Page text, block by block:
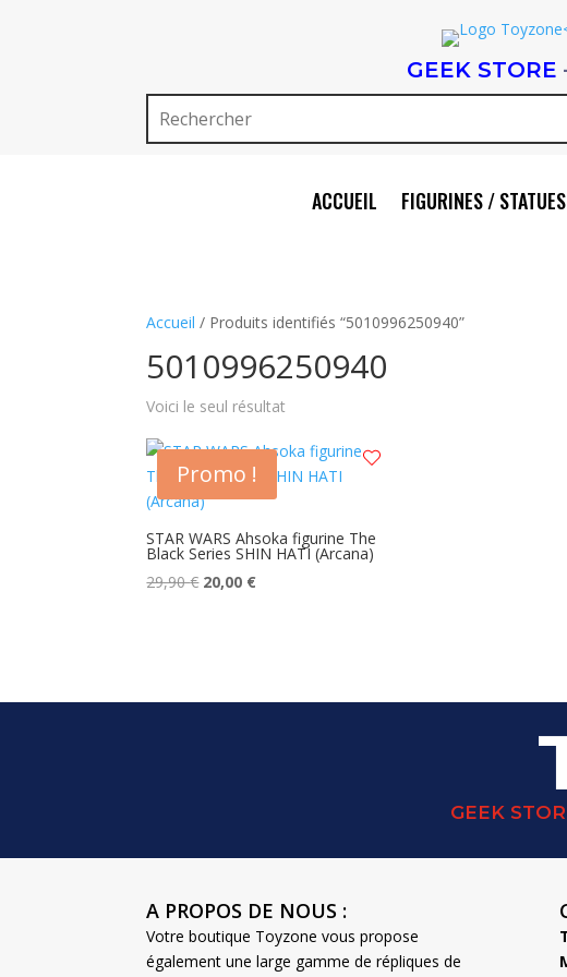
GEEK STORE
ACCUEIL FIGURINES / STATUES
Accueil / Produits identifiés “5010996250940”
5010996250940
Voici le seul résultat
Promo !
STAR WARS Ahsoka figurine The
Black Series SHIN HATI (Arcana)
29,90€ Le
20,00 €Le
GEEK
A PROPOS DE NOUS :
Votre boutique Toyzone vous propose
également une large gamme de répliques de